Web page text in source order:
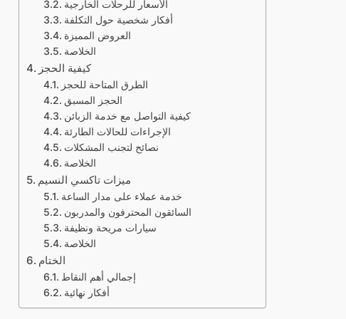
الأسعار للرحلات الخارجية
أفكار شخصية حول التكلفة
العروض المميزة
الخلاصة
كيفية الحجز
الطرق المتاحة للحجز
الحجز المسبق
كيفية التواصل مع خدمة الزبائن
الإجراءات للحالات الطارئة
نصائح لتجنب المشكلات
الخلاصة
ميزات تاكسي النسيم
خدمة عملاء على مدار الساعة
السائقون المحترفون والمدربون
سيارات مريحة ونظيفة
الخلاصة
الختام
إجمالي أهم النقاط
أفكار نهائية